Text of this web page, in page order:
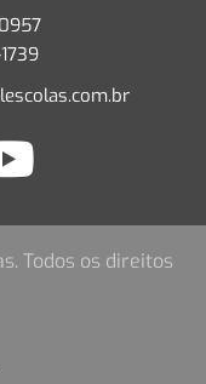
Todos os direitos